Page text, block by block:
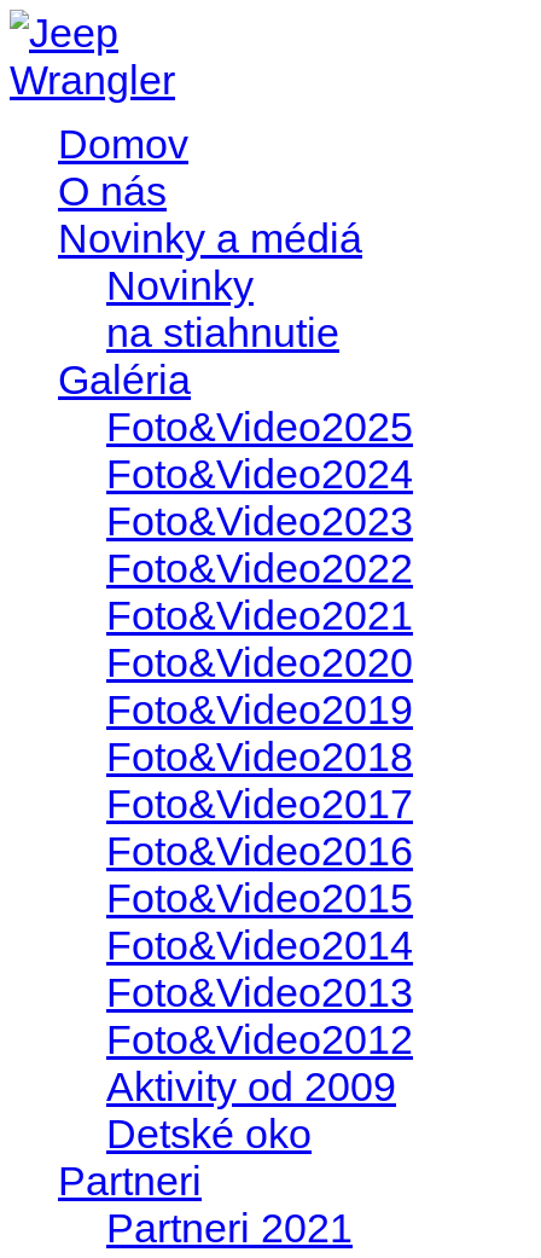
Domov
O nás
Novinky a médiá
Novinky
na stiahnutie
Galéria
Foto&Video2025
Foto&Video2024
Foto&Video2023
Foto&Video2022
Foto&Video2021
Foto&Video2020
Foto&Video2019
Foto&Video2018
Foto&Video2017
Foto&Video2016
Foto&Video2015
Foto&Video2014
Foto&Video2013
Foto&Video2012
Aktivity od 2009
Detské oko
Partneri
Partneri 2021